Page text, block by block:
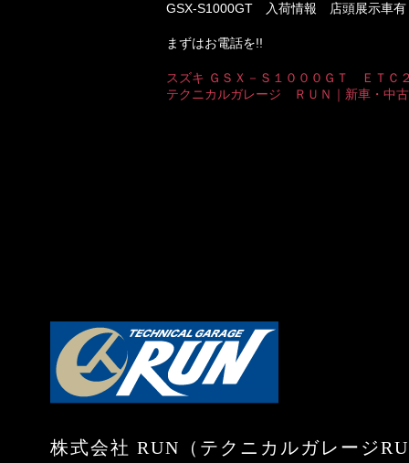
GSX-S1000GT 入荷情報 店頭展示車有
まずはお電話を!!
スズキ ＧＳＸ－Ｓ１０００ＧＴ ＥＴＣ
テクニカルガレージ ＲＵＮ｜新車・中
株式会社 RUN （テクニカルガレージ